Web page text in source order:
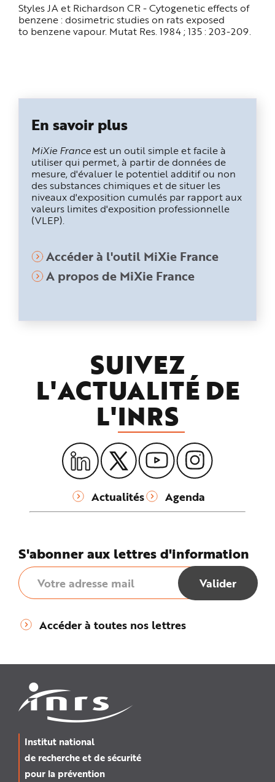
Styles JA et Richardson CR - Cytogenetic effects of
benzene : dosimetric studies on rats exposed
to benzene vapour. Mutat Res. 1984 ; 135 : 203-209.
En savoir plus
MiXie France est un outil simple et facile à
utiliser qui permet, à partir de données de
mesure, d'évaluer le potentiel additif ou non
des substances chimiques et de situer les
niveaux d'exposition cumulés par rapport aux
valeurs limites d'exposition professionnelle
(VLEP).
Accéder à l'outil MiXie France
A propos de MiXie France
SUIVEZ
L'ACTUALITÉ DE
L'INRS
Actualités Agenda
S'abonner aux lettres d'information
Accéder à toutes nos lettres
Institut national
de recherche et de sécurité
pour la prévention